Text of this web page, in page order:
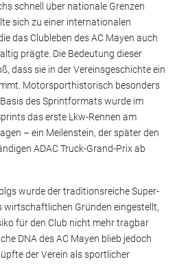
schnell über nationale Grenzen
sich zu einer internationalen
das Clubleben des AC Mayen auch
prägte. Die Bedeutung dieser
dass sie in der Vereinsgeschichte ein
Motorsporthistorisch besonders
des Sprintformats wurde im
das erste Lkw-Rennen am
– ein Meilenstein, der später den
ADAC Truck-Grand-Prix ab
wurde der traditionsreiche Super-
wirtschaftlichen Gründen eingestellt,
für den Club nicht mehr tragbar
DNA des AC Mayen blieb jedoch
der Verein als sportlicher